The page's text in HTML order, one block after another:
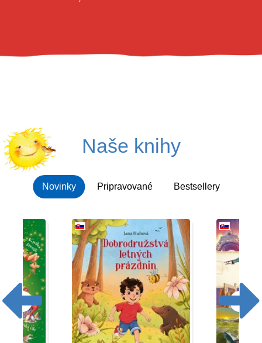
Naše knihy
Novinky Pripravované Bestsellery